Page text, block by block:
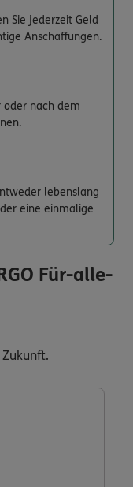
Sie jederzeit Geld
Anschaffungen.
oder nach dem
lebenslang
eine einmalige
Für-alle-